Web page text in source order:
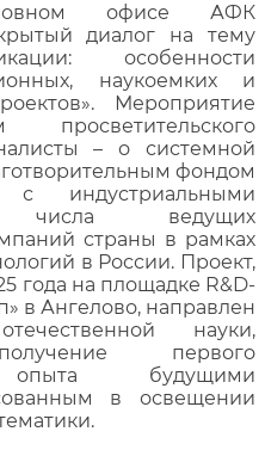
офисе АФК
диалог на тему
особенности
наукоемких и
Мероприятие
– о системной
фондом
с индустриальными
ведущих
страны в рамках
в России. Проект,
года на площадке R&D-
в Ангелово, направлен
науки,
первого
опыта будущими
в освещении